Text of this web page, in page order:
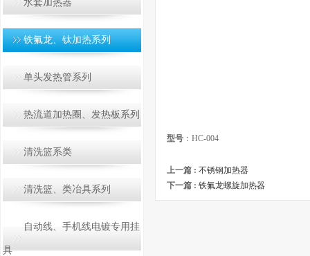
水套加热器
铁氟龙、钛加热系列
单头发热管系列
热流道加热圈、发热板系列
清洗篮系类
清洗篮、类冶具系列
自动线、手机线电镀专用挂
具
型号 ：HC-004
上一篇 : 不锈钢加热器
下一篇 : 铁氟龙螺旋加热器